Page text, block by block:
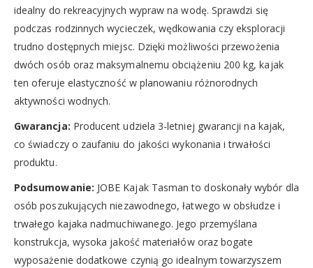
idealny do rekreacyjnych wypraw na wodę. Sprawdzi się
podczas rodzinnych wycieczek, wędkowania czy eksploracji
trudno dostępnych miejsc. Dzięki możliwości przewożenia
dwóch osób oraz maksymalnemu obciążeniu 200 kg, kajak
ten oferuje elastyczność w planowaniu różnorodnych
aktywności wodnych.
Gwarancja: Producent udziela 3-letniej gwarancji na kajak,
co świadczy o zaufaniu do jakości wykonania i trwałości
produktu.
Podsumowanie: JOBE Kajak Tasman to doskonały wybór dla
osób poszukujących niezawodnego, łatwego w obsłudze i
trwałego kajaka nadmuchiwanego. Jego przemyślana
konstrukcja, wysoka jakość materiałów oraz bogate
wyposażenie dodatkowe czynią go idealnym towarzyszem